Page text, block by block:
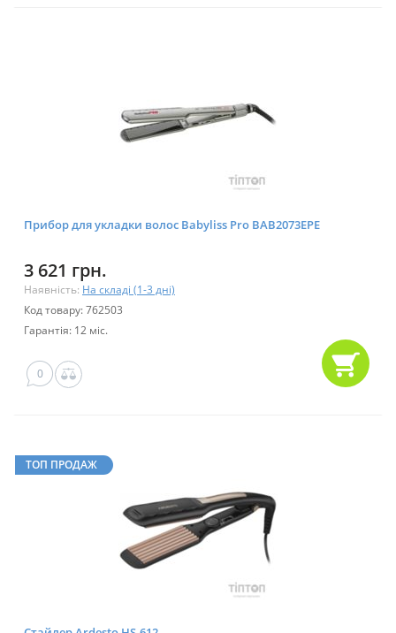
Прибор для укладки волос Babyliss Pro BAB2073EPE
3 621 грн.
Наявність: На складі (1-3 дні)
Код товару: 762503
Гарантія: 12 міс.
0
ТОП ПРОДАЖ